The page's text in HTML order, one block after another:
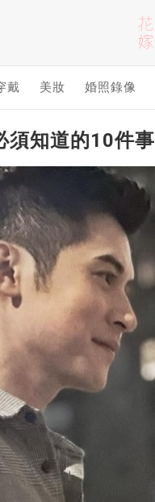
戴 美妝 婚照錄像
須知道的10件事